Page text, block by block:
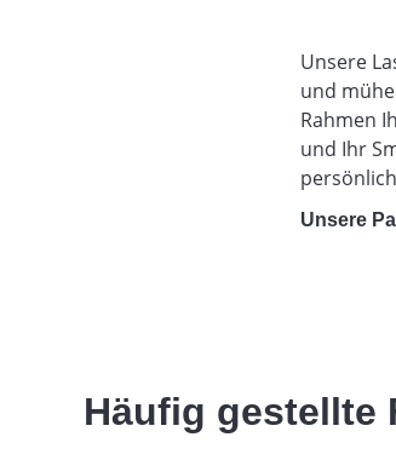
Unsere
und
Rahmen
und Ihr
Unsere
Häufig gestellte